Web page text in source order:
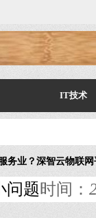
IT技术
务业？深智云物联
问题时间：